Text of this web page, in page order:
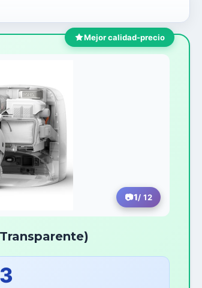
Mejor calidad-precio
1/ 12